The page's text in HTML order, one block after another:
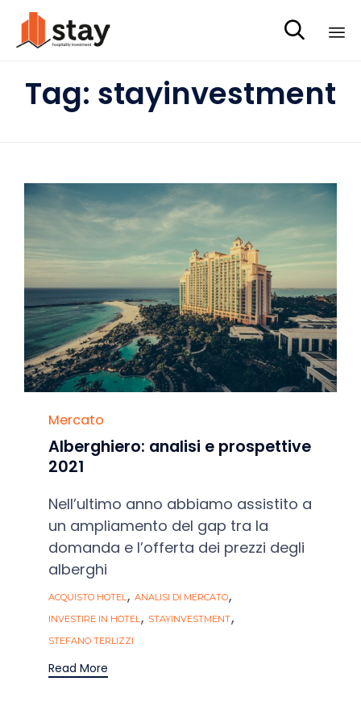

Tag: stayinvestment
Category
Mercato
Alberghiero: analisi e prospettive
2021
Nell’ultimo anno abbiamo assistito a
un ampliamento del gap tra la
domanda e l’offerta dei prezzi degli
alberghi
Tags
ACQUISTO HOTEL, ANALISI DI MERCATO,
INVESTIRE IN HOTEL, STAYINVESTMENT,
STEFANO TERLIZZI
Read More